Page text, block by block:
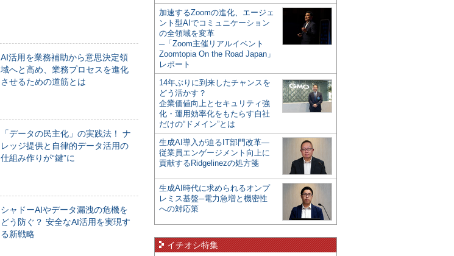
AI活用を業務補助から意思決定領
域へと高め、業務プロセスを進化
させるための道筋とは
「データの民主化」の実践法！ ナ
レッジ提供と自律的データ活用の
仕組み作りが“鍵”に
シャドーAIやデータ漏洩の危機を
どう防ぐ？ 安全なAI活用を実現す
る新戦略
加速するZoomの進化、エージェ
ント型AIでコミュニケーション
の全領域を変革
─「Zoom主催リアルイベント
Zoomtopia On the Road Japan」
レポート
14年ぶりに到来したチャンスを
どう活かす？
企業価値向上とセキュリティ強
化・運用効率化をもたらす自社
だけの“ドメイン”とは
生成AI導入が迫るIT部門改革―
従業員エンゲージメント向上に
貢献するRidgelinezの処方箋
生成AI時代に求められるオンプ
レミス基盤─電力急増と機密性
への対応策
イチオシ特集